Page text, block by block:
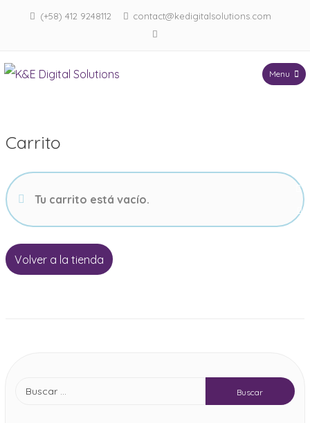
(+58) 412 9248112 contact@kedigitalsolutions.com
Menu
Carrito
Tu carrito está vacío.
Volver a la tienda